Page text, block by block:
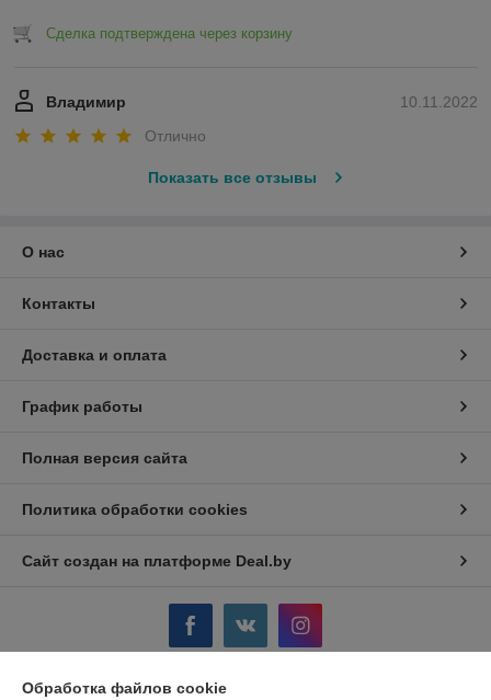
Сделка подтверждена через корзину
10.11.2022
Владимир
Отлично
Показать все отзывы
О нас
Контакты
Доставка и оплата
График работы
Полная версия сайта
Политика обработки cookies
Сайт создан на платформе Deal.by
Обработка файлов cookie